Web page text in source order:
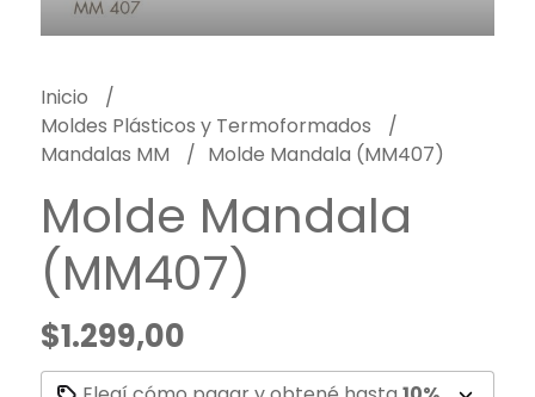
Inicio
Moldes Plásticos y Termoformados
Mandalas MM
Molde Mandala (MM407)
Molde Mandala
(MM407)
$1.299,00